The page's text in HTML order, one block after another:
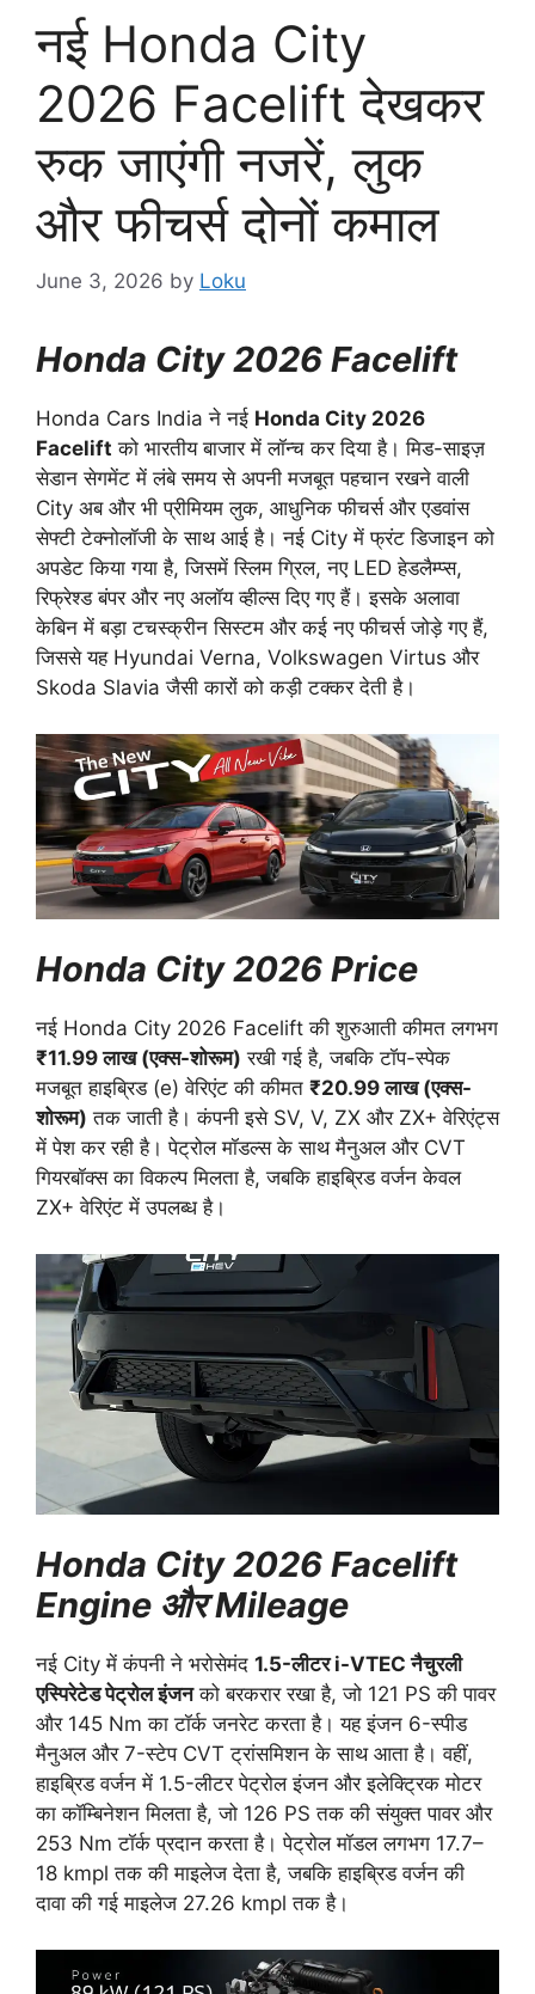
नई Honda City
2026 Facelift देखकर
रुक जाएंगी नजरें, लुक
और फीचर्स दोनों कमाल
June 3, 2026 by Loku
Honda City 2026 Facelift
Honda Cars India ने नई Honda City 2026
Facelift को भारतीय बाजार में लॉन्च कर दिया है। मिड-साइज़
सेडान सेगमेंट में लंबे समय से अपनी मजबूत पहचान रखने वाली
City अब और भी प्रीमियम लुक, आधुनिक फीचर्स और एडवांस
सेफ्टी टेक्नोलॉजी के साथ आई है। नई City में फ्रंट डिजाइन को
अपडेट किया गया है, जिसमें स्लिम ग्रिल, नए LED हेडलैम्प्स,
रिफ्रेश्ड बंपर और नए अलॉय व्हील्स दिए गए हैं। इसके अलावा
केबिन में बड़ा टचस्क्रीन सिस्टम और कई नए फीचर्स जोड़े गए हैं,
जिससे यह Hyundai Verna, Volkswagen Virtus और
Skoda Slavia जैसी कारों को कड़ी टक्कर देती है।
Honda City 2026 Price
नई Honda City 2026 Facelift की शुरुआती कीमत लगभग
₹11.99 लाख (एक्स-शोरूम) रखी गई है, जबकि टॉप-स्पेक
मजबूत हाइब्रिड (e) वेरिएंट की कीमत ₹20.99 लाख (एक्स-
शोरूम) तक जाती है। कंपनी इसे SV, V, ZX और ZX+ वेरिएंट्स
में पेश कर रही है। पेट्रोल मॉडल्स के साथ मैनुअल और CVT
गियरबॉक्स का विकल्प मिलता है, जबकि हाइब्रिड वर्जन केवल
ZX+ वेरिएंट में उपलब्ध है।
Honda City 2026 Facelift
Engine और Mileage
नई City में कंपनी ने भरोसेमंद 1.5-लीटर i-VTEC नैचुरली
एस्पिरेटेड पेट्रोल इंजनको बरकरार रखा है, जो 121 PS की पावर
और 145 Nm का टॉर्क जनरेट करता है। यह इंजन 6-स्पीड
मैनुअल और 7-स्टेप CVT ट्रांसमिशन के साथ आता है। वहीं,
हाइब्रिड वर्जन में 1.5-लीटर पेट्रोल इंजन और इलेक्ट्रिक मोटर
का कॉम्बिनेशन मिलता है, जो 126 PS तक की संयुक्त पावर और
253 Nm टॉर्क प्रदान करता है। पेट्रोल मॉडल लगभग 17.7–
18 kmpl तक की माइलेज देता है, जबकि हाइब्रिड वर्जन की
दावा की गई माइलेज 27.26 kmpl तक है।